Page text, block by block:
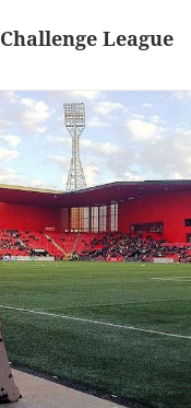
Challenge League